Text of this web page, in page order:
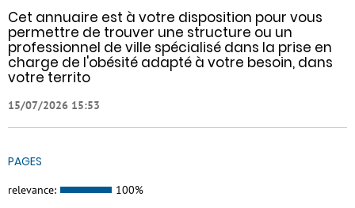
Cet annuaire est à votre disposition pour vous
permettre de trouver une structure ou un
professionnel de ville spécialisé dans la prise en
charge de l'obésité adapté à votre besoin, dans
votre territo
15/07/2026 15:53
PAGES
relevance: 100%